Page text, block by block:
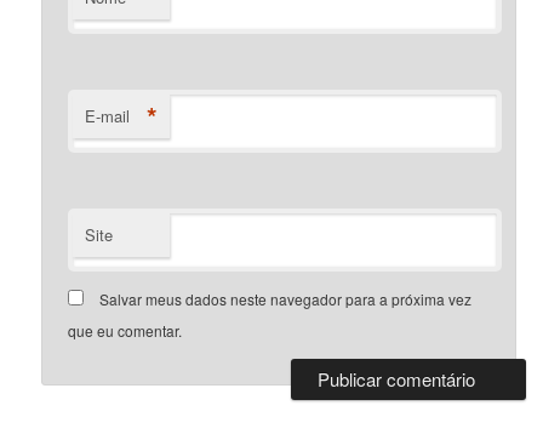
E-mail *
Site
Salvar meus dados neste navegador para a próxima vez
que eu comentar.